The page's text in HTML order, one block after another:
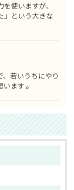
使いますが、
」という大きな
若いうちにやり
ます 。